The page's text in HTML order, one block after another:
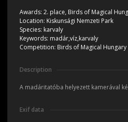
Awards: 2. place, Birds of Magical
Location: Kiskunsági Nemzeti Park
Species: karvaly
Keywords: madár,víz,karvaly
Competition: Birds of Magical Hungary
Description
A madáritatóba helyezett kamerával
Exif data